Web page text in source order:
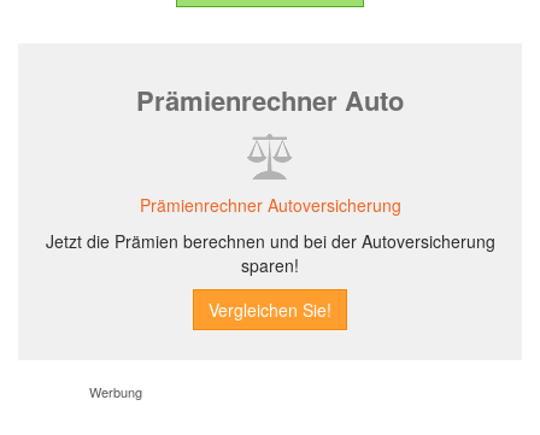
Prämienrechner Auto
Prämienrechner Autoversicherung
Jetzt die Prämien berechnen und bei der Autoversicherung
sparen!
Werbung